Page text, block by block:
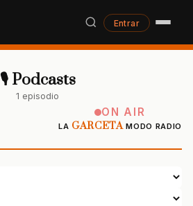
Entrar
🎙 Podcasts
1 episodio
ON AIR
LA GARCETAMODO RADIO